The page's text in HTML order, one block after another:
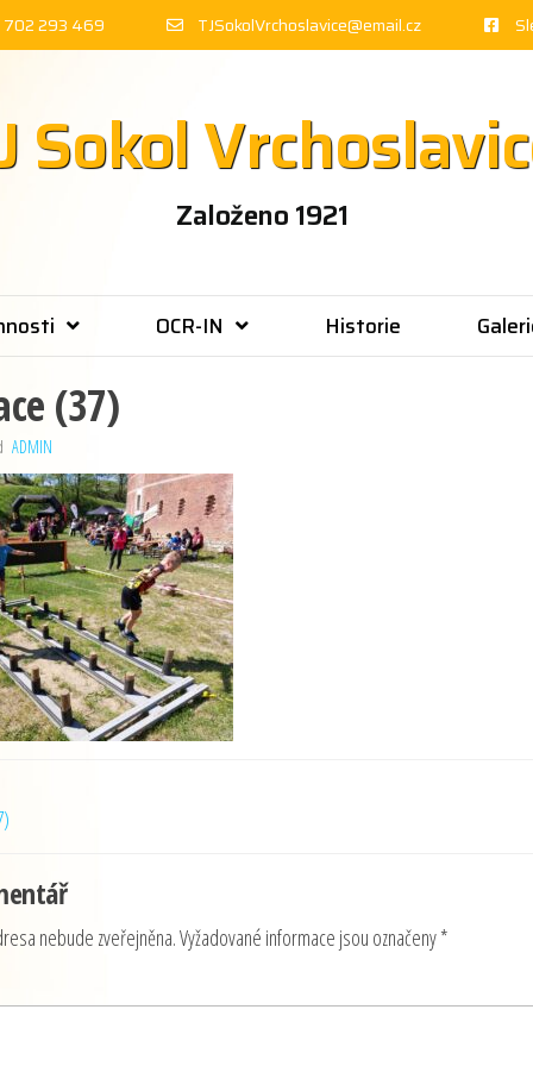
293 469 TJSokolVrchoslavice@email.cz
Sokol
Založeno 1921
OCR-IN Historie
(37)
ADMIN
nebude zveřejněna.Vyžadované informace jsou označeny*